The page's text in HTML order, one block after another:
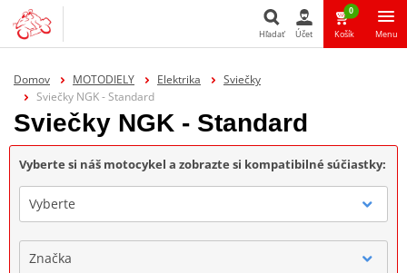
Hľadať Účet
0
Košík Menu
Domov MOTODIELY Elektrika
Sviečky
Sviečky NGK - Standard
Sviečky NGK - Standard
Vyberte si náš motocykel a zobrazte si kompatibilné súčiastky:
Vyberte
Značka